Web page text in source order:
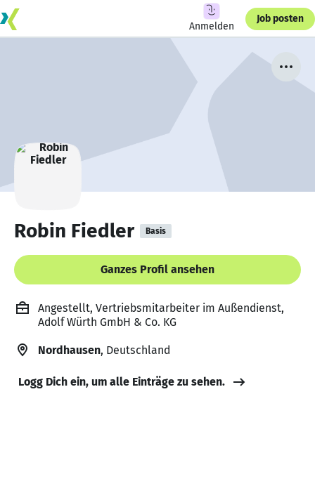
Anmelden
Job posten
Robin Fiedler Basis
Ganzes Profil ansehen
Angestellt, Vertriebsmitarbeiter im Außendienst,
Adolf Würth GmbH & Co. KG
Nordhausen, Deutschland
Logg Dich ein, um alle Einträge zu sehen.